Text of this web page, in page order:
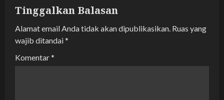
g
a
t
Tinggalkan Balasan
Alamat email Anda tidak akan dipublikasikan. Ruas yang
wajib ditandai*
Komentar*